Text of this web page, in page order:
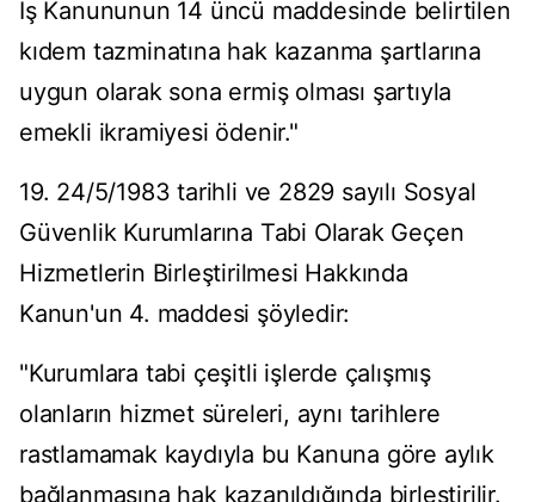
İş Kanununun 14 üncü maddesinde belirtilen
kıdem tazminatına hak kazanma şartlarına
uygun olarak sona ermiş olması şartıyla
emekli ikramiyesi ödenir."
19. 24/5/1983 tarihli ve 2829 sayılı Sosyal
Güvenlik Kurumlarına Tabi Olarak Geçen
Hizmetlerin Birleştirilmesi Hakkında
Kanun'un 4. maddesi şöyledir:
"Kurumlara tabi çeşitli işlerde çalışmış
olanların hizmet süreleri, aynı tarihlere
rastlamamak kaydıyla bu Kanuna göre aylık
bağlanmasına hak kazanıldığında birleştirilir.